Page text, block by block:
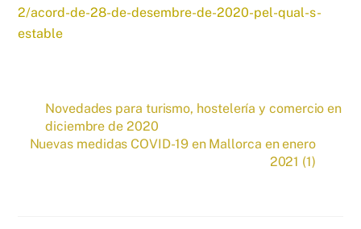
2/acord-de-28-de-desembre-de-2020-pel-qual-s-
estable
Novedades para turismo, hostelería y comercio en
diciembre de 2020
Nuevas medidas COVID-19 en Mallorca en enero
2021 (1)